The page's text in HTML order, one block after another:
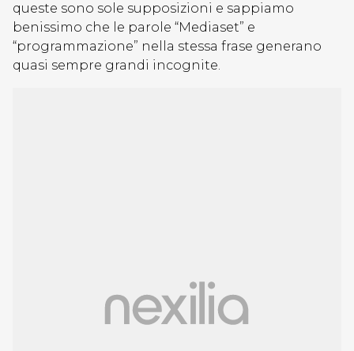
queste sono sole supposizioni e sappiamo
benissimo che le parole “Mediaset” e
“programmazione” nella stessa frase generano
quasi sempre grandi incognite.